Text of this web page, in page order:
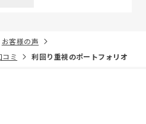
お客様の声
ミ
利回り重視のポートフォリオ